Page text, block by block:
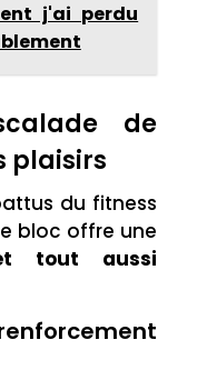
j'ai perdu
de
plaisirs
du fitness
bloc offre une
tout aussi